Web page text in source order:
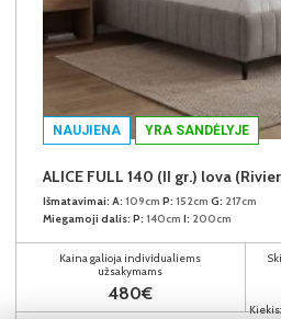
Kiekis:
NAUJIENA YRA SANDĖLYJE
ALICE FULL 140 (II gr.) lova
Išmatavimai: A: 109cm P: 152cm G: 217cm
Miegamoji dalis: P: 140cm I: 200cm
Kaina galioja individualiems
užsakymams
480€